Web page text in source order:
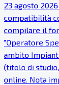
23 agosto
compatibilità
compilare il
"Operatore
ambito
(titolo di
online. Nota